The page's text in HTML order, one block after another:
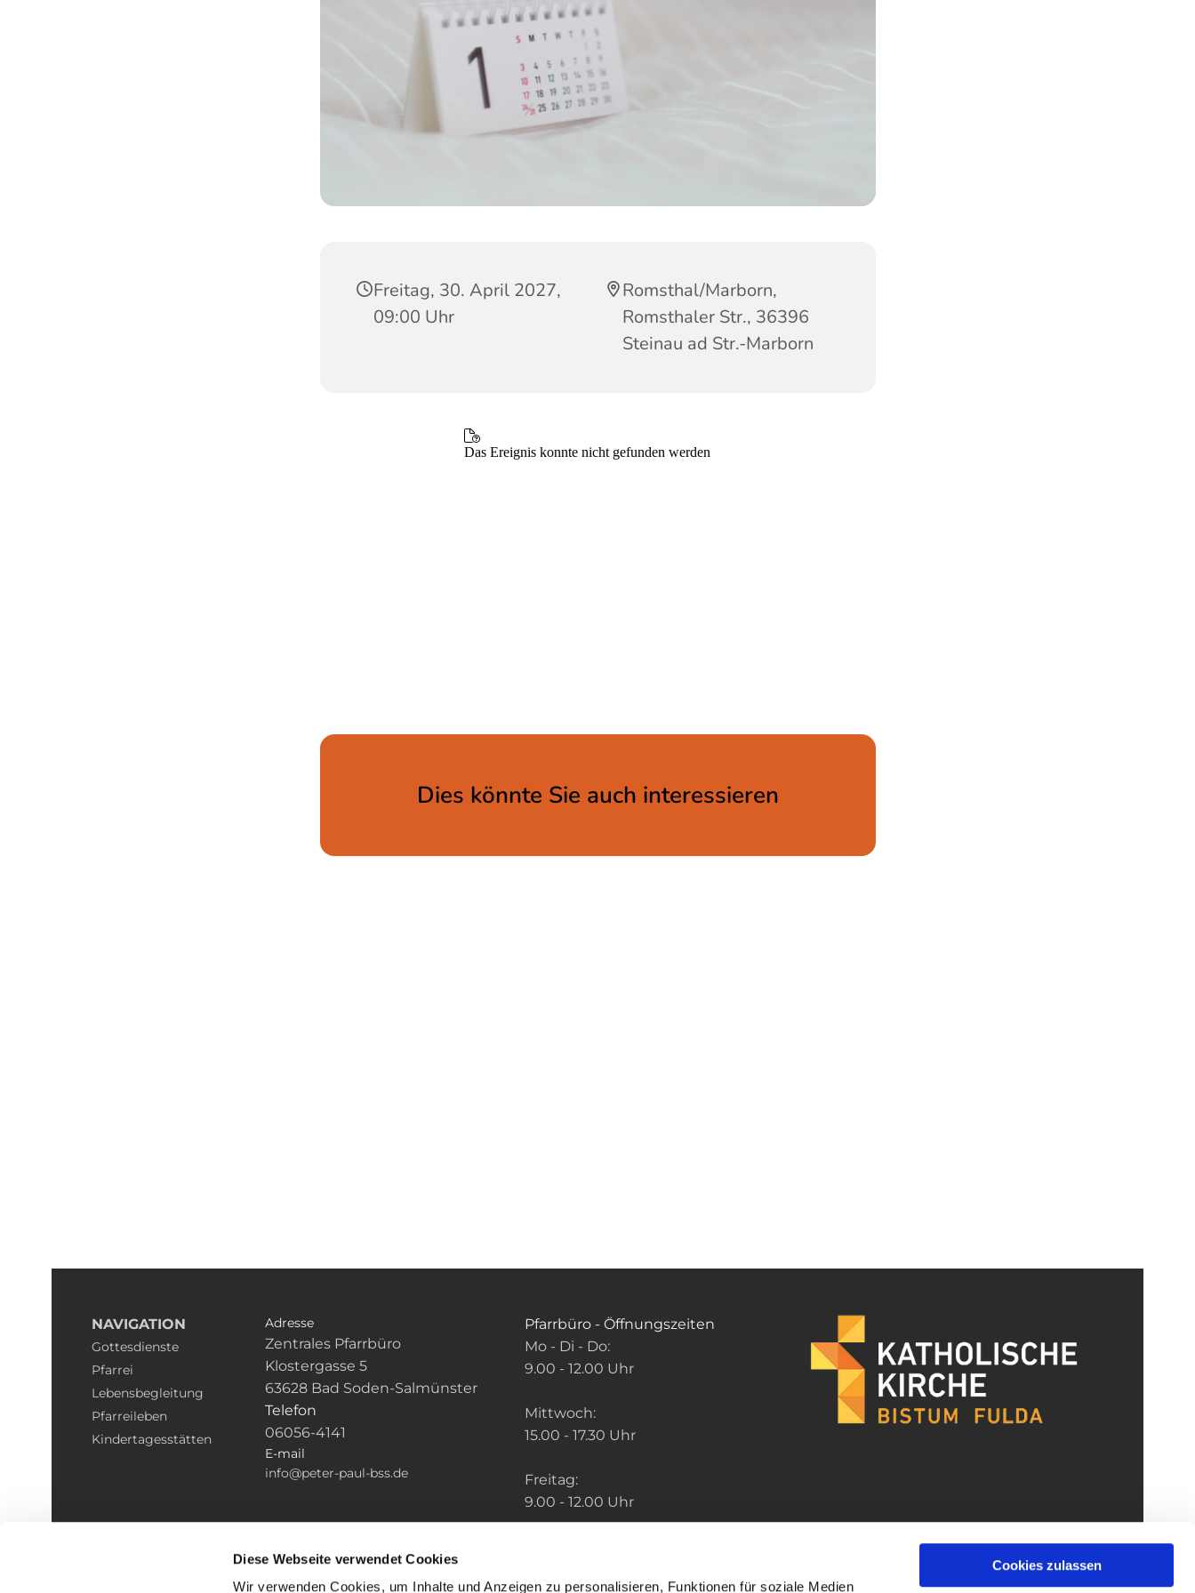
Diese Webseite verwendet Cookies
Wir verwenden Cookies, um Inhalte und Anzeigen zu personalisieren, Funktionen für soziale Medien
Cookies zulassen
Freitag, 30. April 2027,
09:00 Uhr
Romsthal/Marborn,
Romsthaler Str., 36396
Steinau ad Str.-Marborn
Dies könnte Sie auch interessieren
NAVIGATION
Gottesdienste
Pfarrei
Lebensbegleitung
Pfarreileben
Kindertagesstätten
Adresse
Zentrales Pfarrbüro
Klostergasse 5
63628 Bad Soden-Salmünster
Telefon
06056-4141
E-mail
info@peter-paul-bss.de
Pfarrbüro - Öffnungszeiten
Mo - Di - Do:
9.00 - 12.00 Uhr
Mittwoch:
15.00 - 17.30 Uhr
Freitag:
9.00 - 12.00 Uhr